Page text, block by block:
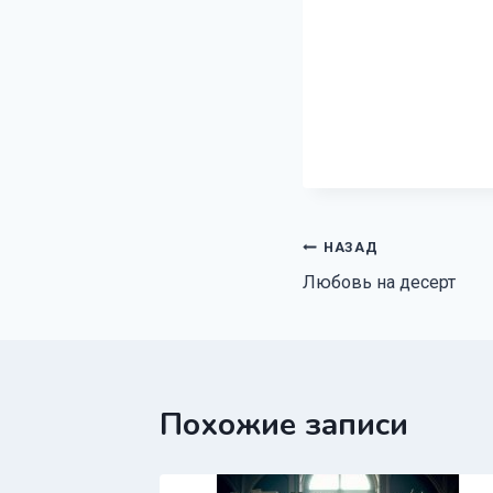
Навигация
по
НАЗАД
Любовь на десерт
Похожие записи